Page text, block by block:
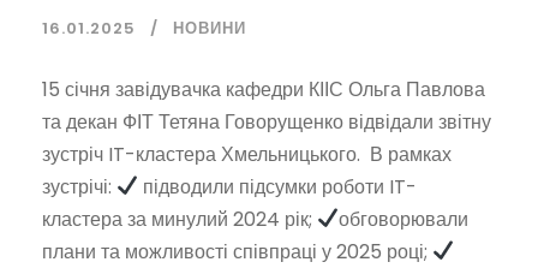
16.01.2025 НОВИНИ
15 січня завідувачка кафедри КІІС Ольга Павлова
та декан ФІТ Тетяна Говорущенко відвідали звітну
зустріч IT-кластера Хмельницького. В рамках
зустрічі:
підводили підсумки роботи IT-
кластера за минулий 2024 рік;
обговорювали
плани та можливості співпраці у 2025 році;